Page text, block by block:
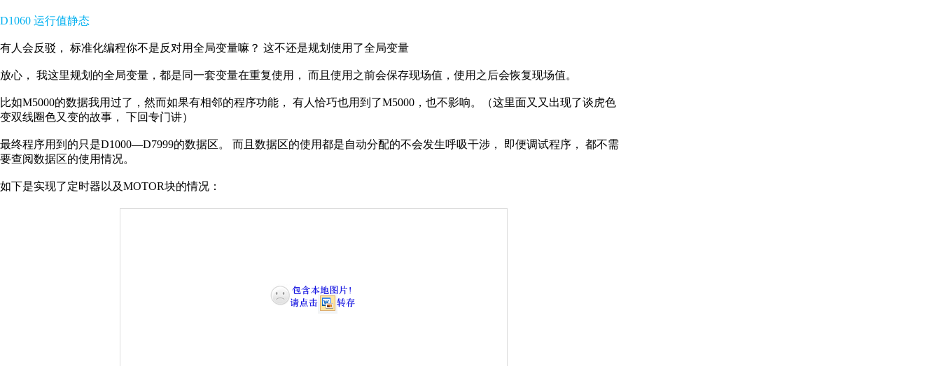
D1060 运行值静态
有人会反驳， 标准化编程你不是反对用全局变量嘛？ 这不还是规划使用了全局变量
放心， 我这里规划的全局变量，都是同一套变量在重复使用， 而且使用之前会保存现场值，使用之后会恢复现场值。
比如M5000的数据我用过了，然而如果有相邻的程序功能， 有人恰巧也用到了M5000 ，也不影响。（这里面又又出现了谈虎色
变双线圈色又变的故事，
下回专门讲）
最终程序用到的只是D1000—D7999的数据区。 而且数据区的使用都是自动分配的不会发生呼吸干涉， 即便调试程序，
都不需
要查阅数据区的使用情况。
如下是实现了定时器以及MOTOR块的情况：